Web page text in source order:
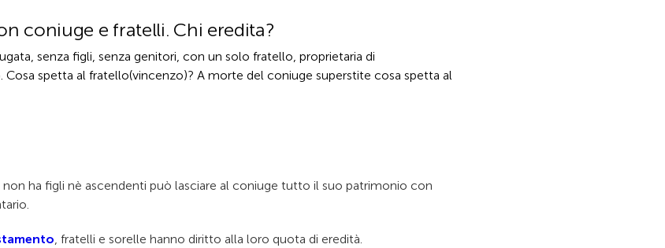
coniuge e fratelli. Chi eredita?
senza figli, senza genitori, con un solo fratello, proprietaria di
spetta al fratello(vincenzo)? A morte del coniuge superstite cosa spetta al
ha figli nè ascendenti può lasciare al coniuge tutto il suo patrimonio con
, fratelli e sorelle hanno diritto alla loro quota di eredità.